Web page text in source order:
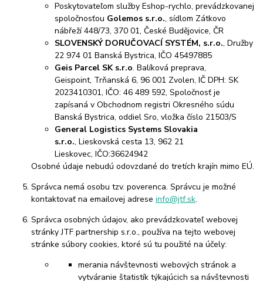
Poskytovateľom služby Eshop-rychlo, prevádzkovanej
spoločnosťou Golemos s.r.o., sídlom Zátkovo
nábřeží 448/73, 370 01, České Budějovice, ČR
SLOVENSKÝ DORUČOVACÍ SYSTÉM, s.r.o., Družby
22 974 01 Banská Bystrica, IČO 45497885
Geis Parcel SK s.r.o. Balíková preprava,
Geispoint, Trňanská 6, 96 001 Zvolen, IČ DPH: SK
2023410301, IČO: 46 489 592, Spoločnosť je
zapísaná v Obchodnom registri Okresného súdu
Banská Bystrica, oddiel Sro, vložka číslo 21503/S
General Logistics Systems Slovakia
s.r.o., Lieskovská cesta 13, 962 21
Lieskovec, IČO:36624942
Osobné údaje nebudú odovzdané do tretích krajín mimo EÚ.
Správca nemá osobu tzv. poverenca. Správcu je možné
kontaktovať na emailovej adreseinfo@jtf.sk.
Správca osobných údajov, ako prevádzkovateľ webovej
stránky JTF partnership s.r.o., používa na tejto webovej
stránke súbory cookies, ktoré sú tu použité na účely:
merania návštevnosti webových stránok a
vytváranie štatistík týkajúcich sa návštevnosti